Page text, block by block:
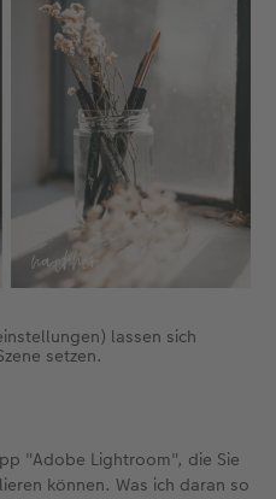
lassen sich
setzen.
"Adobe Lightroom", die Sie
können. Was ich daran so